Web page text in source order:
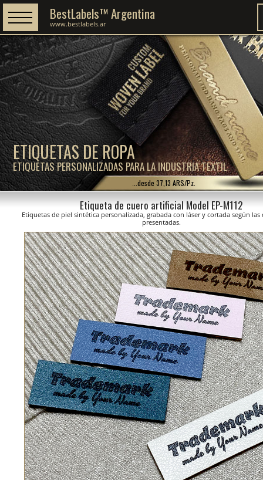
ETIQUETAS DE ROPA
ETIQUETAS PERSONALIZADAS PARA LA INDUSTRIA TEXTIL
BestLabels™ Argentina
www.bestlabels.ar
...desde 37,13 ARS/Pz.
Etiqueta de cuero artificial Model EP-M112
Etiquetas de piel sintética personalizada, grabada con láser y cortada según
presentadas.